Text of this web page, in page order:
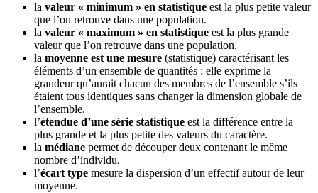
la valeur « minimum » en statistique est la plus petite valeur
que l’on retrouve dans une population.
la valeur « maximum » en statistique est la plus grande
valeur que l’on retrouve dans une population.
la moyenne est une mesure (statistique) caractérisant les
éléments d’un ensemble de quantités : elle exprime la
grandeur qu’aurait chacun des membres de l’ensemble s’ils
étaient tous identiques sans changer la dimension globale de
l’ensemble.
l’étendue d’une série statistique est la différence entre la
plus grande et la plus petite des valeurs du caractère.
la médiane permet de découper deux contenant le même
nombre d’individu.
l’écart type mesure la dispersion d’un effectif autour de leur
moyenne.